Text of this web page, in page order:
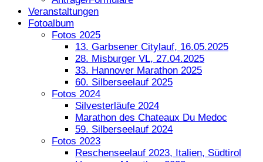
Veranstaltungen
Fotoalbum
Fotos 2025
13. Garbsener Citylauf, 16.05.2025
28. Misburger VL, 27.04.2025
33. Hannover Marathon 2025
60. Silberseelauf 2025
Fotos 2024
Silvesterläufe 2024
Marathon des Chateaux Du Medoc
59. Silberseelauf 2024
Fotos 2023
Reschenseelauf 2023, Italien, Südtirol